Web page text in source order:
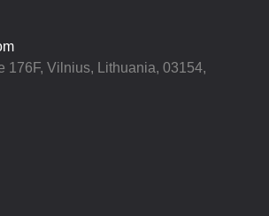
176F, Vilnius, Lithuania, 03154,